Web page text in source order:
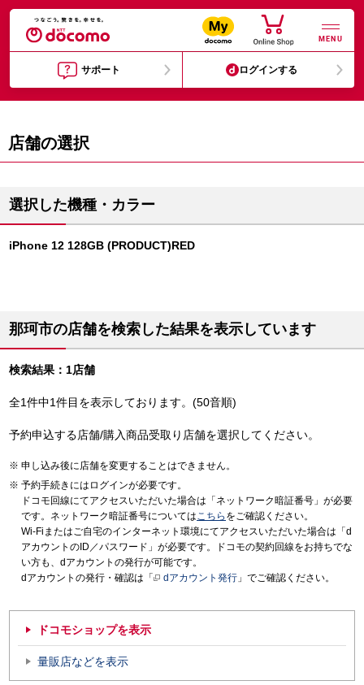
MENU
サポート ログインする
店舗の選択
選択した機種・カラー
iPhone 12 128GB (PRODUCT)RED
那珂市の店舗を検索した結果を表示しています
検索結果：1店舗
全1件中1件目を表示しております。(50音順)
予約申込する店舗/購入商品受取り店舗を選択してください。
申し込み後に店舗を変更することはできません。
予約手続きにはログインが必要です。
ドコモ回線にてアクセスいただいた場合は「ネットワーク暗証番号」が必要
です。ネットワーク暗証番号についてはこちら をご確認ください。
Wi-Fiまたはご自宅のインターネット環境にてアクセスいただいた場合は「d
アカウントのID／パスワード」が必要です。ドコモの契約回線をお持ちでな
い方も、dアカウントの発行が可能です。
dアカウントの発行・確認は「
dアカウント発行 」でご確認ください。
ドコモショップを表示
量販店などを表示